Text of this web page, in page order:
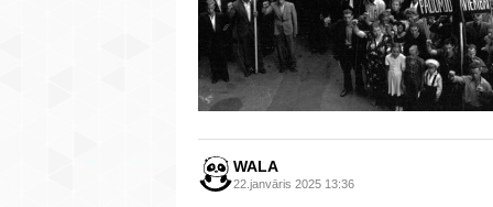
WALA
22.janvāris 2025 13:36